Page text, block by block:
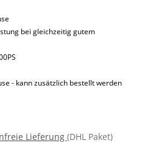
bei gleichzeitig gutem
- kann zusätzlich bestellt werden
Lieferung (DHL Paket)